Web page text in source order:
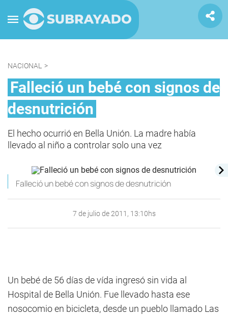
NACIONAL >
Falleció un bebé con signos de
desnutrición
El hecho ocurrió en Bella Unión. La madre había
llevado al niño a controlar solo una vez
Falleció un bebé con signos de desnutrición
7 de julio de 2011, 13:10hs
Un bebé de 56 días de vída ingresó sin vida al
Hospital de Bella Unión. Fue llevado hasta ese
nosocomio en bicicleta, desde un pueblo llamado Las